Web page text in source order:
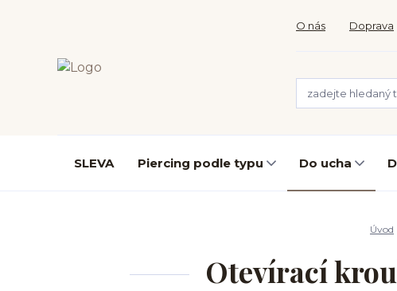
O nás Doprava
SLEVA Piercing podle typu Do ucha
Úvod
Otevírací